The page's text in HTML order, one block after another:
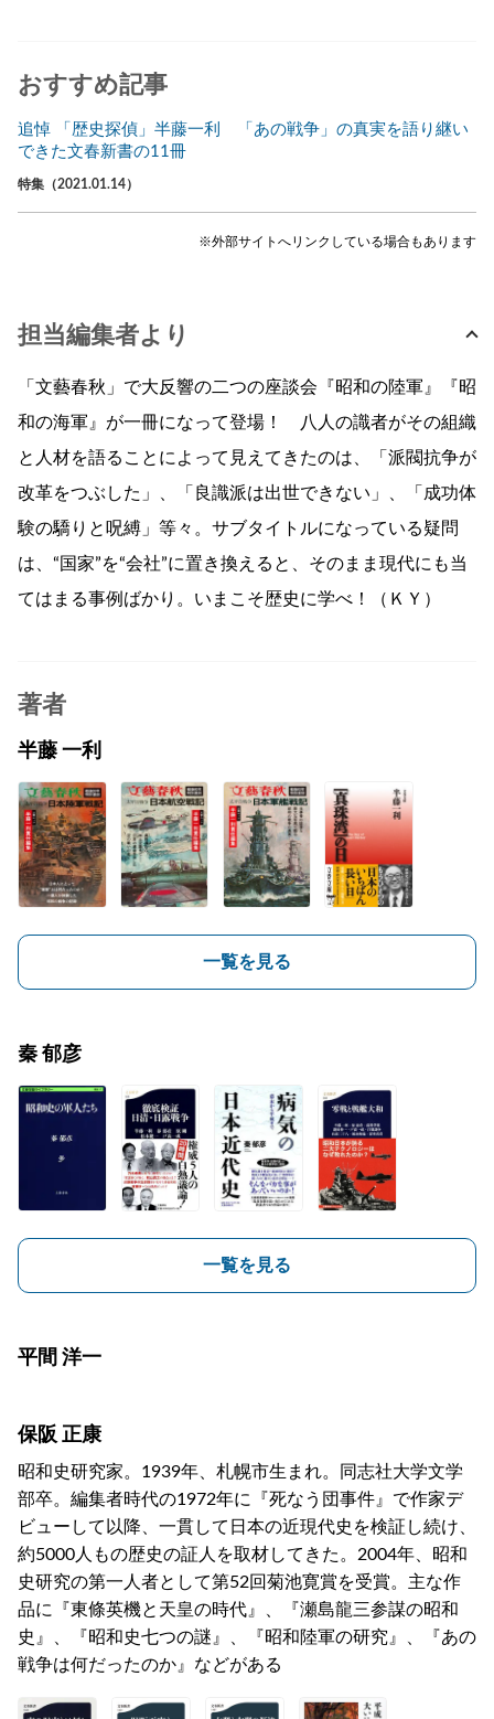
おすすめ記事
追悼 「歴史探偵」半藤一利 「あの戦争」の真実を語り継い
できた文春新書の11冊
特集（2021.01.14）
※外部サイトへリンクしている場合もあります
担当編集者より
「文藝春秋」で大反響の二つの座談会『昭和の陸軍』『昭
和の海軍』が一冊になって登場！ 八人の識者がその組織
と人材を語ることによって見えてきたのは、「派閥抗争が
改革をつぶした」、「良識派は出世できない」、「成功体
験の驕りと呪縛」等々。サブタイトルになっている疑問
は、“国家”を“会社”に置き換えると、そのまま現代にも当
てはまる事例ばかり。いまこそ歴史に学べ！（ＫＹ）
著者
半藤 一利
一覧を見る
秦 郁彦
一覧を見る
平間 洋一
保阪 正康
昭和史研究家。1939年、札幌市生まれ。同志社大学文学
部卒。編集者時代の1972年に『死なう団事件』で作家デ
ビューして以降、一貫して日本の近現代史を検証し続け、
約5000人もの歴史の証人を取材してきた。2004年、昭和
史研究の第一人者として第52回菊池寛賞を受賞。主な作
品に『東條英機と天皇の時代』、『瀬島龍三参謀の昭和
史』、『昭和史七つの謎』、『昭和陸軍の研究』、『あの
戦争は何だったのか』などがある